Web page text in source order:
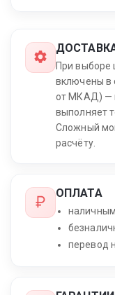
При выборе
включены в
от МКАД) —
выполняет
Сложный
расчёту.
ОПЛАТА
перевод